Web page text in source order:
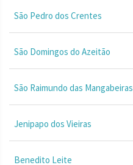
São Pedro dos Crentes
São Domingos do Azeitão
São Raimundo das Mangabeiras
Jenipapo dos Vieiras
Benedito Leite